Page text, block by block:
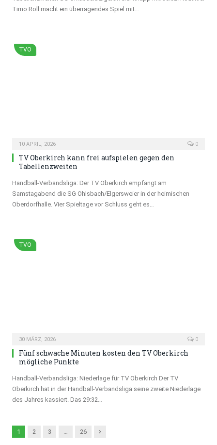
Timo Roll macht ein überragendes Spiel mit…
TVO
10 APRIL, 2026 0
TV Oberkirch kann frei aufspielen gegen den
Tabellenzweiten
Handball-Verbandsliga: Der TV Oberkirch empfängt am
Samstagabend die SG Ohlsbach/Elgersweier in der heimischen
Oberdorfhalle. Vier Spieltage vor Schluss geht es…
TVO
30 MÄRZ, 2026 0
Fünf schwache Minuten kosten den TV Oberkirch
mögliche Punkte
Handball-Verbandsliga: Niederlage für TV Oberkirch Der TV
Oberkirch hat in der Handball-Verbandsliga seine zweite Niederlage
des Jahres kassiert. Das 29:32…
1 2 3 26 Next